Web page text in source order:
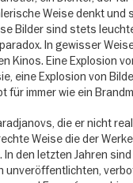
Weise denkt und
Bilder sind stets
In gewisser
Kinos. Eine Explosion
eine Explosion von
für immer wie ein
die er nicht
Weise die der
den letzten Jahren
unveröffentlichten,